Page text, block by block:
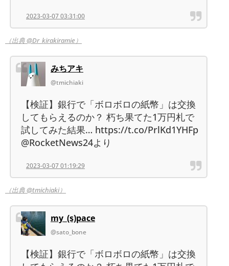
2023-03-07 03:31:00
（出典 @Dr_kirakiramie）
みちアキ
@tmichiaki
【検証】銀行で「ボロボロの紙幣」は交換
してもらえるのか？ 朽ち果てた1万円札で
試してみた結果… https://t.co/PrlKd1YHFp
@RocketNews24より
2023-03-07 01:19:29
（出典 @tmichiaki）
my_(s)pace
@sato_bone
【検証】銀行で「ボロボロの紙幣」は交換